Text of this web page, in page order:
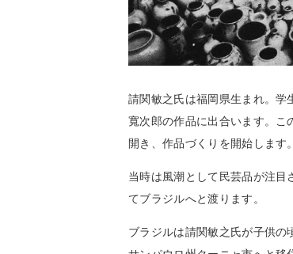
請関敏之氏は福岡県生まれ。学
寬次郎の作品に出合います。こ
開き、作品づくりを開始します。
当時は風潮として民芸品が注
てブラジルへと渡ります。
ブラジルは請関敏之氏が子供